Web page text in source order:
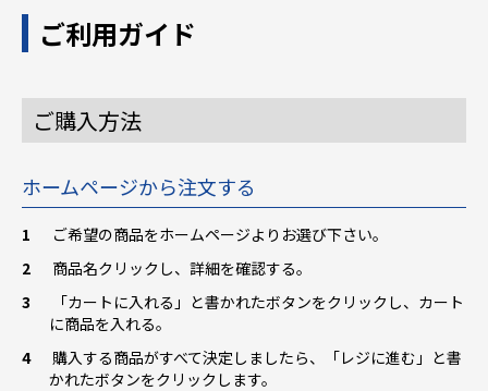
ご利用ガイド
ご購入方法
ホームページから注文する
ご希望の商品をホームページよりお選び下さい。
商品名クリックし、詳細を確認する。
「カートに入れる」と書かれたボタンをクリックし、カート
に商品を入れる。
購入する商品がすべて決定しましたら、「レジに進む」と書
かれたボタンをクリックします。